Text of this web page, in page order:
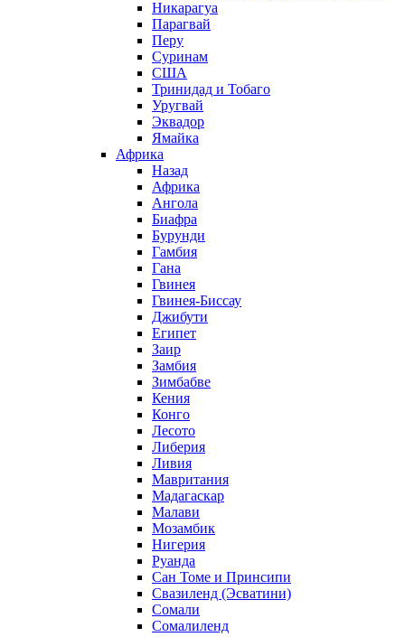
Никарагуа
Парагвай
Перу
Суринам
США
Тринидад и Тобаго
Уругвай
Эквадор
Ямайка
Африка
Назад
Африка
Ангола
Биафра
Бурунди
Гамбия
Гана
Гвинея
Гвинея-Биссау
Джибути
Египет
Заир
Замбия
Зимбабве
Кения
Конго
Лесото
Либерия
Ливия
Мавритания
Мадагаскар
Малави
Мозамбик
Нигерия
Руанда
Сан Томе и Принсипи
Свазиленд (Эсватини)
Сомали
Сомалиленд